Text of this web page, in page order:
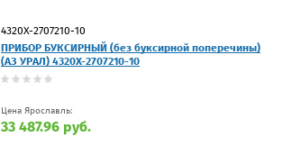
4320Х-2707210-10
ПРИБОР БУКСИРНЫЙ (без буксирной поперечины)
(АЗ УРАЛ) 4320Х-2707210-10
Цена Ярославль:
33 487.96 руб.